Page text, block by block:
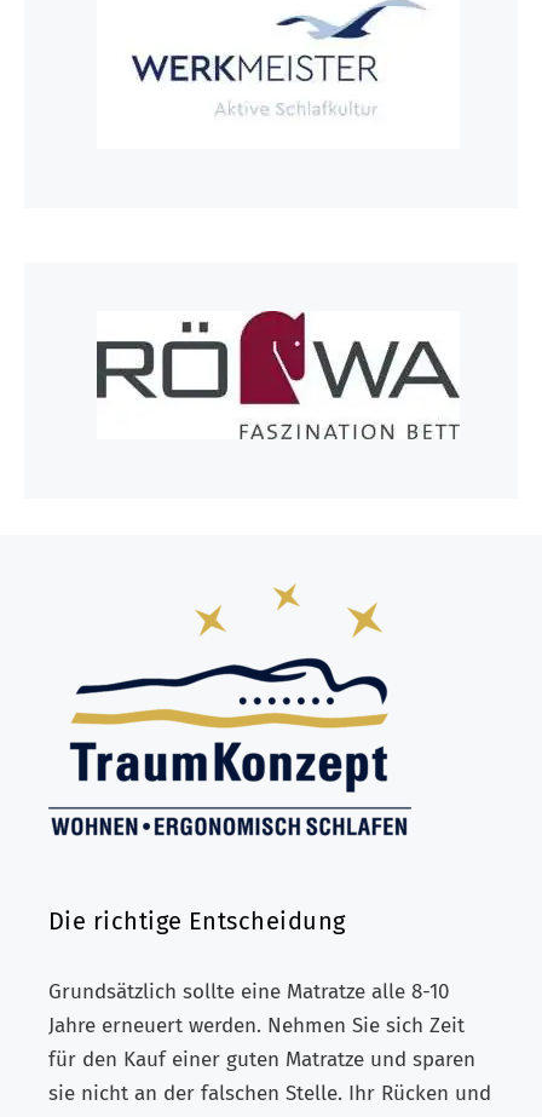
Die richtige Entscheidung
Grundsätzlich sollte eine Matratze alle 8-10
Jahre erneuert werden. Nehmen Sie sich Zeit
für den Kauf einer guten Matratze und sparen
sie nicht an der falschen Stelle. Ihr Rücken und